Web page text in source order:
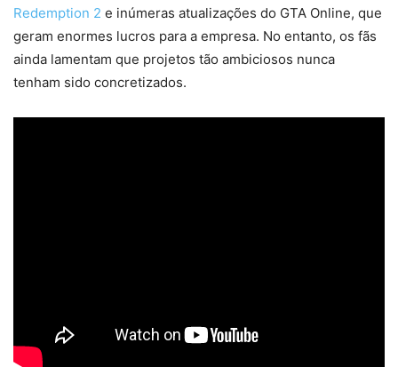
Redemption 2 e inúmeras atualizações do GTA Online, que
geram enormes lucros para a empresa. No entanto, os fãs
ainda lamentam que projetos tão ambiciosos nunca
tenham sido concretizados.